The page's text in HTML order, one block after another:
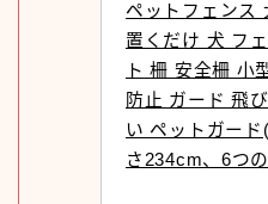
ペットフェンス
置くだけ 犬 フ
ト 柵 安全柵 小
防止 ガード 飛
い ペットガー
さ234cm、6つ